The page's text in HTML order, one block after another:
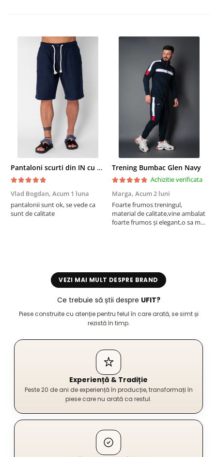
Pantaloni scurti din IN cu nasture si snur Navy
Vlad Bogdan, Acum 1 luna
pantalonii sunt ok, se vede ca
sunt de calitate
Trening Bumbac Glen Navy
Achizitie verificata
Marga, Acum 2 luni
Foarte frumos treningul,
material de calitate,vine ambalat
foarte frumos și elegant,o sa mai
VEZI MAI MULT DESPRE BRAND
Ce trebuie să știi despre UFIT?
Piese construite cu atenție pentru felul în care arată, se simt și
rezistă în timp.
Experiență & Tradiție
Peste 20 de ani de experiență în producție, transformați în
piese care nu arată ca restul.